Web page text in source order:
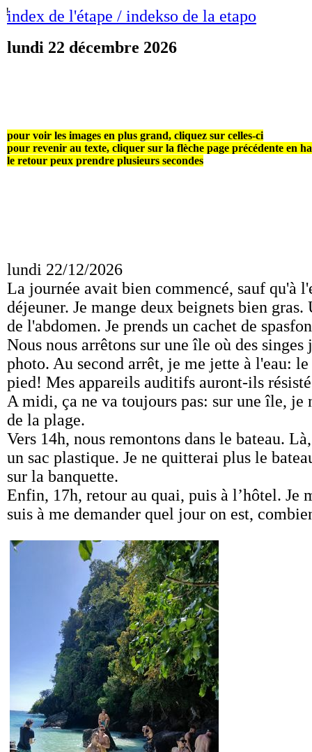
!index de l'étape / indekso de la etapo
lundi 22 décembre 2026
pour voir les images en plus grand, cliquez sur celles-ci
pour revenir au texte, cliquer sur la flèche page précédente en
le retour peux prendre plusieurs secondes
lundi 22/12/2026
La journée avait bien commencé, sauf qu'à
déjeuner. Je mange deux beignets bien
de l'abdomen. Je prends un cachet de
Nous nous arrêtons sur une île où des
photo. Au second arrêt, je me jette à l'eau:
pied! Mes appareils auditifs auront-ils
A midi, ça ne va toujours pas: sur une île, je
de la plage.
Vers 14h, nous remontons dans le bateau.
un sac plastique. Je ne quitterai plus le
sur la banquette.
Enfin, 17h, retour au quai, puis à l’hôtel. Je
suis à me demander quel jour on est,